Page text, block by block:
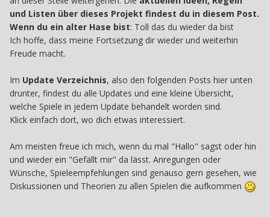
und Listen über dieses Projekt findest du in diesem Post.
Wenn du ein alter Hase bist: Toll das du wieder da bist
Ich hoffe, dass meine Fortsetzung dir wieder und weiterhin
Freude macht.
Im Update Verzeichnis, also den folgenden Posts hier unten
drunter, findest du alle Updates und eine kleine Übersicht,
welche Spiele in jedem Update behandelt worden sind.
Klick einfach dort, wo dich etwas interessiert.
Am meisten freue ich mich, wenn du mal "Hallo" sagst oder hin
und wieder ein "Gefällt mir" da lässt. Anregungen oder
Wünsche, Spieleempfehlungen sind genauso gern gesehen, wie
Diskussionen und Theorien zu allen Spielen die aufkommen